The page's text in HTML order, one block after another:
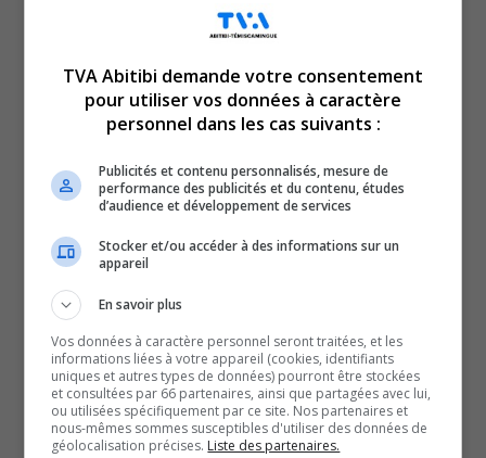
Le service de garde pourrait, par exemple, être dans un
local fourni par la municipalité, dans un milieu scolaire,
au sein d’une entreprise ou encore dans le réseau de la
santé, annonce le ministre de la Famille, Mathieu
Selon la présidente du syndicat de l’Alliance des
intervenantes en milieu familial de l’Abitibi-
demeurent en ce qui concerne cette nouvelle façon de
faire.
Des entreprises de la région ont penché dans la balance
pour la mise en place de cette initiative.
C’est du moins ce qu’affirme le vice-président de la
Clinique Infirmière Nord-Ouest à Val-d’Or, Luc Bernard,
qui travaille déjà dans le but d’ouvrir un service de garde
TVA Abitibi demande votre consentement
pour utiliser vos données à caractère
personnel dans les cas suivants :
Publicités et contenu personnalisés, mesure de
performance des publicités et du contenu, études
d’audience et développement de services
Stocker et/ou accéder à des informations sur un
appareil
En savoir plus
Vos données à caractère personnel seront traitées, et les
informations liées à votre appareil (cookies, identifiants
uniques et autres types de données) pourront être stockées
et consultées par 66 partenaires, ainsi que partagées avec lui,
ou utilisées spécifiquement par ce site. Nos partenaires et
nous-mêmes sommes susceptibles d'utiliser des données de
géolocalisation précises. Liste des partenaires.